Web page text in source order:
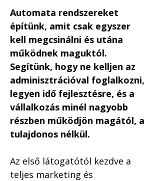
Automata rendszereket
építünk, amit csak egyszer
kell megcsinálni és utána
működnek maguktól.
Segítünk, hogy ne kelljen az
adminisztrációval foglalkozni,
legyen idő fejlesztésre, és a
vállalkozás minél nagyobb
részben működjön magától, a
tulajdonos nélkül.
Az első látogatótól kezdve a
teljes marketing és